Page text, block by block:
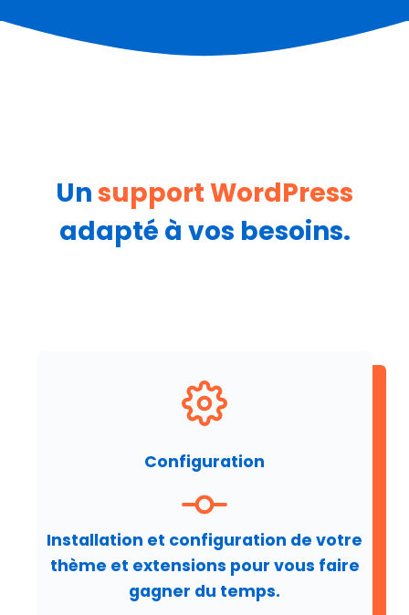
Unsupport WordPress
adapté à vos besoins.
Configuration
Installation et configuration de votre
thème et extensions pour vous faire
gagner du temps.